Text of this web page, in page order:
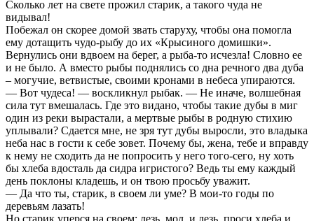
Сколько лет на свете прожил старик, а такого чуда не
видывал!
Побежал он скорее домой звать старуху, чтобы она помогла
ему дотащить чудо-рыбу до их «Крысиного домишки».
Вернулись они вдвоем на берег, а рыба-то исчезла! Словно ее
и не было. А вместо рыбы поднялись со дна речного два дуба
– могучие, ветвистые, своими кронами в небеса упираются.
— Вот чудеса! — воскликнул рыбак. — Не иначе, волшебная
сила тут вмешалась. Где это видано, чтобы такие дубы в миг
один из реки вырастали, а мертвые рыбы в родную стихию
уплывали? Сдается мне, не зря тут дубы выросли, это владыка
неба нас в гости к себе зовет. Почему бы, жена, тебе и вправду
к нему не сходить да не попросить у него того-сего, ну хоть
бы хлеба вдосталь да сидра игристого? Ведь ты ему каждый
день поклоны кладешь, и он твою просьбу уважит.
— Да что ты, старик, в своем ли уме? В мои-то годы по
деревьям лазать!
Но старик уперся на своем: лезь, мол, и лезь, проси хлеба и